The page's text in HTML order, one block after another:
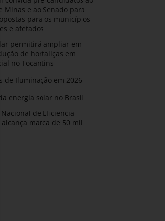
Minas e ao Senado para
para os municípios
e afetados
permitirá ampliar em
de hortaliças em
no Tocantins
de Iluminação em 2026
da energia solar no Brasil
Nacional de Eficiência
marca de 50 mil